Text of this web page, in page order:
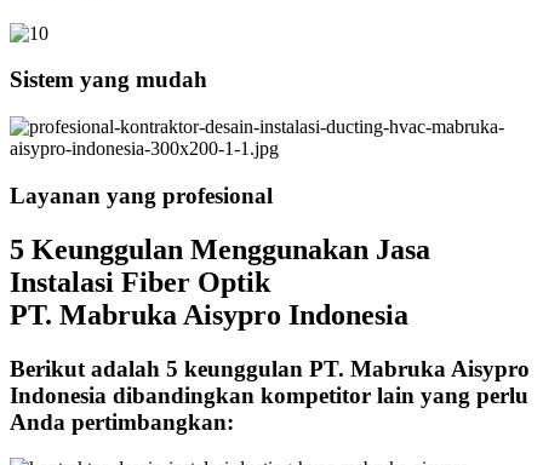
Sistem yang mudah
Layanan yang profesional
5 Keunggulan Menggunakan Jasa
Instalasi Fiber Optik
PT. Mabruka Aisypro Indonesia
Berikut adalah 5 keunggulan PT. Mabruka Aisypro
Indonesia dibandingkan kompetitor lain yang perlu
Anda pertimbangkan: